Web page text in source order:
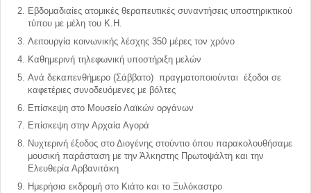
Εβδομαδιαίες ατομικές θεραπευτικές συναντήσεις υποστηρικτικού
τύπου με μέλη του Κ.Η.
Λειτουργία κοινωνικής λέσχης 350 μέρες τον χρόνο
Καθημερινή τηλεφωνική υποστήριξη μελών
Ανά δεκαπενθήμερο (Σάββατο) πραγματοποιούνται έξοδοι σε
καφετέριες συνοδευόμενες με βόλτες
Επίσκεψη στο Μουσείο Λαϊκών οργάνων
Επίσκεψη στην Αρχαία Αγορά
Νυχτερινή έξοδος στο Διογένης στούντιο όπου παρακολουθήσαμε
μουσική παράσταση με την Άλκηστης Πρωτοψάλτη και την
Ελευθερία Αρβανιτάκη
Ημερήσια εκδρομή στο Κιάτο και το Ξυλόκαστρο